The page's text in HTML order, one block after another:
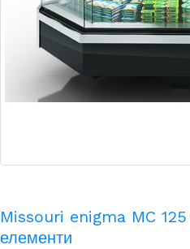
Missouri enigma MC
елементи